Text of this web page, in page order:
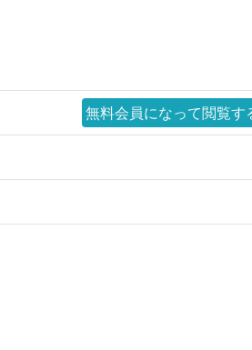
無料会員になって閲覧す